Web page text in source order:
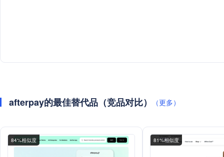
afterpay的最佳替代品（竞品对比） （更多）
84%相似度 81%相似度